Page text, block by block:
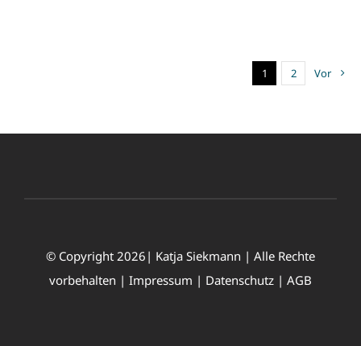
1 2 Vor
© Copyright 2026| Katja Siekmann | Alle Rechte
vorbehalten | Impressum | Datenschutz | AGB